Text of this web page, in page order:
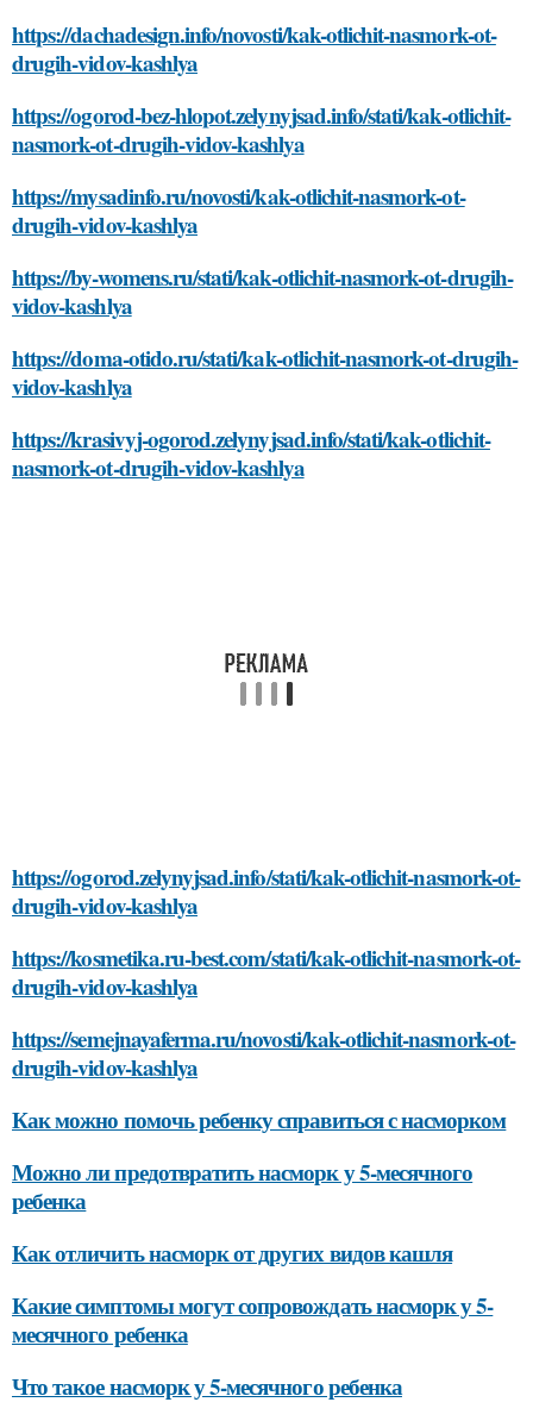
https://dachadesign.info/novosti/kak-otlichit-nasmork-ot-
drugih-vidov-kashlya
https://ogorod-bez-hlopot.zelynyjsad.info/stati/kak-otlichit-
nasmork-ot-drugih-vidov-kashlya
https://mysadinfo.ru/novosti/kak-otlichit-nasmork-ot-
drugih-vidov-kashlya
https://by-womens.ru/stati/kak-otlichit-nasmork-ot-drugih-
vidov-kashlya
https://doma-otido.ru/stati/kak-otlichit-nasmork-ot-drugih-
vidov-kashlya
https://krasivyj-ogorod.zelynyjsad.info/stati/kak-otlichit-
nasmork-ot-drugih-vidov-kashlya
https://ogorod.zelynyjsad.info/stati/kak-otlichit-nasmork-ot-
drugih-vidov-kashlya
https://kosmetika.ru-best.com/stati/kak-otlichit-nasmork-ot-
drugih-vidov-kashlya
https://semejnayaferma.ru/novosti/kak-otlichit-nasmork-ot-
drugih-vidov-kashlya
Как можно помочь ребенку справиться с насморком
Можно ли предотвратить насморк у 5-месячного
ребенка
Как отличить насморк от других видов кашля
Какие симптомы могут сопровождать насморк у 5-
месячного ребенка
Что такое насморк у 5-месячного ребенка